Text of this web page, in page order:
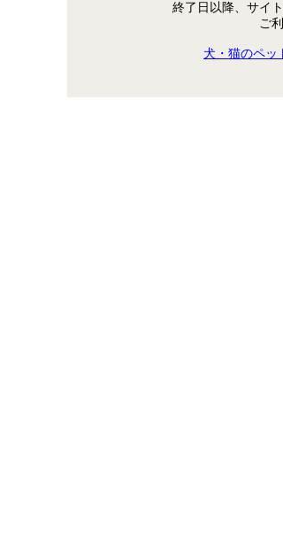
終了日以降、サイ
ご
犬・猫のペッ